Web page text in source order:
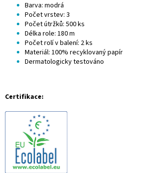
Barva: modrá
Počet vrstev: 3
Počet útržků: 500 ks
Délka role: 180 m
Počet rolív balení: 2 ks
Materiál: 100% recyklovaný papír
Dermatologicky testováno
Certifikace: